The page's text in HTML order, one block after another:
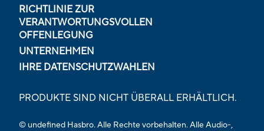
RICHTLINIE ZUR
VERANTWORTUNGSVOLLEN
OFFENLEGUNG
UNTERNEHMEN
IHRE DATENSCHUTZWAHLEN
PRODUKTE SIND NICHT ÜBERALL ERHÄLTLICH.
© undefined Hasbro. Alle Rechte vorbehalten. Alle Audio-,